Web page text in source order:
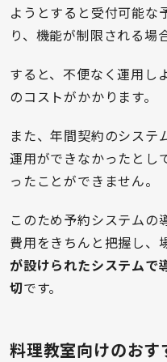
ようとすると受付可能な
り、機能が制限される場
すると、不便なく運用し
のコストがかかります。
また、年間契約のシステ
運用ができなかったとし
ったことができません。
このため予約システムの
費用をきちんと把握し、
が設けられたシステムで
切です。
料理教室向けのおす